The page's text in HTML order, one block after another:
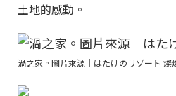
土地的感動。
渦之家。圖片來源｜はたけのリゾート 燦